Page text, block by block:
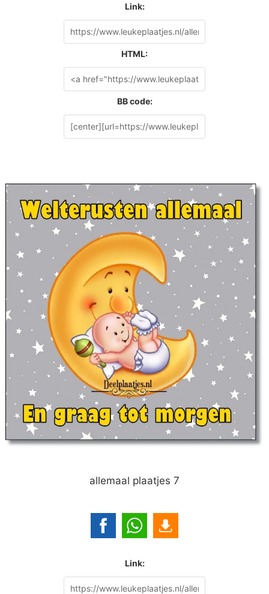
Link:
HTML:
BB code:
allemaal plaatjes 7
Link: